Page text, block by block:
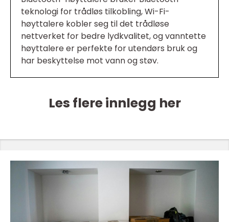
teknologi for trådløs tilkobling, Wi-Fi-
høyttalere kobler seg til det trådløse
nettverket for bedre lydkvalitet, og vanntette
høyttalere er perfekte for utendørs bruk og
har beskyttelse mot vann og støv.
Les flere innlegg her